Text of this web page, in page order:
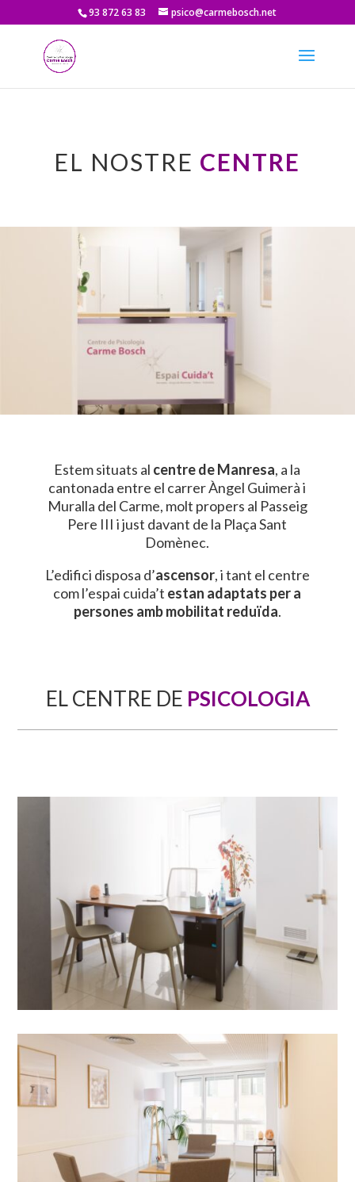
93 872 63 83 psico@carmebosch.net
EL NOSTRE CENTRE
Estem situats al centre de Manresa, a la
cantonada entre el carrer Àngel Guimerà i
Muralla del Carme, molt propers al Passeig
Pere III i just davant de la Plaça Sant
Domènec.
L’edifici disposa d’ascensor, i tant el centre
com l’espai cuida’t estan adaptats per a
persones amb mobilitat reduïda.
EL CENTRE DE PSICOLOGIA